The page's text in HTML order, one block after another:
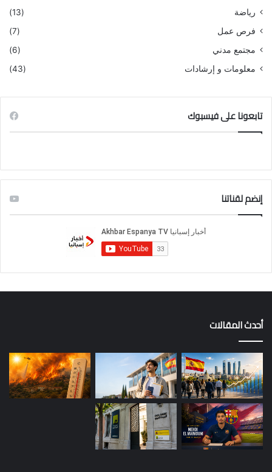
رياضة
(13)
فرص عمل
(7)
مجتمع مدني
(6)
معلومات و إرشادات
(43)
تابعونا على فيسبوك
إنضم لقناتنا
أحدث المقالات